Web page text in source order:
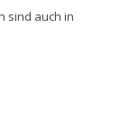
sind auch in